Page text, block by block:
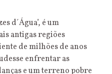
d´Água’, é um
antigas regiões
de milhões de anos
enfrentar as
e um terreno pobre